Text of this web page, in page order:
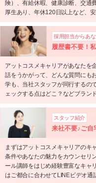
険）、有給休暇、健康診断、交通
厚生あり、年休120日以上など、
採用担当からあ
履歴書不要！
アットコスメキャリアがあなたを
話をうかがって、どんな質問にも
学も、当社スタッフが同行するの
ェックする点はどこ？などブラン
スタッフ紹介
来社不要♪ご自
まずはアットコスメキャリアのキ
条件やあなたの魅力をカウンセリ
ール講師をはじめ経験豊富なキャ
はご都合に合わせてLINEビデオ通